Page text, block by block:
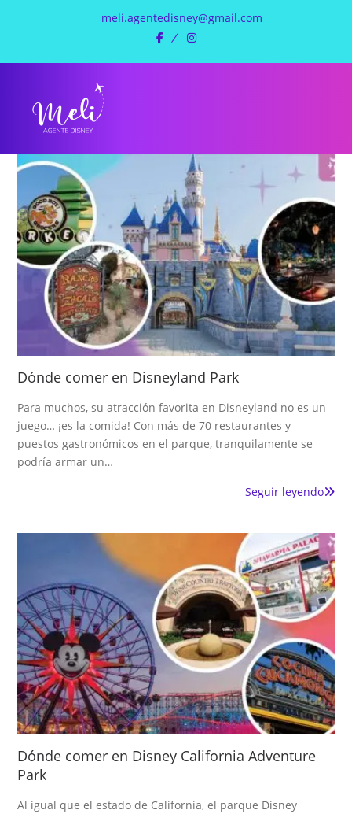
meli.agentedisney@gmail.com
facebookinstagram
Disneyland
California
Dónde comer en Disneyland Park
Para muchos, su atracción favorita en Disneyland no es un
juego… ¡es la comida! Con más de 70 restaurantes y
puestos gastronómicos en el parque, tranquilamente se
podría armar un…
Seguir leyendo
Dónde comer en Disney California Adventure
Park
Al igual que el estado de California, el parque Disney